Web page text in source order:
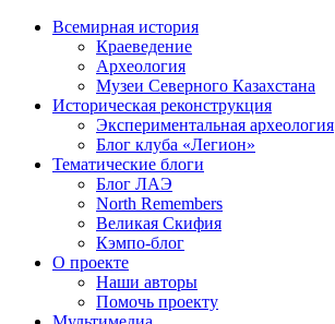
Всемирная история
Краеведение
Археология
Музеи Северного Казахстана
Историческая реконструкция
Экспериментальная археология
Блог клуба «Легион»
Тематические блоги
Блог ЛАЭ
North Remembers
Великая Скифия
Кэмпо-блог
О проекте
Наши авторы
Помочь проекту